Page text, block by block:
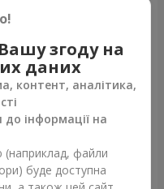
з 9 білих троянд
згоду на
даних
контент, аналітика,
інформації на
(наприклад, файли
буде доступна